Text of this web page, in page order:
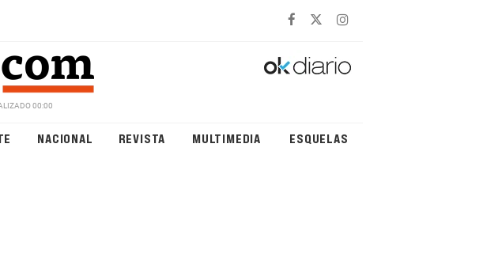
00:00
NACIONAL REVISTA MULTIMEDIA ESQUELAS